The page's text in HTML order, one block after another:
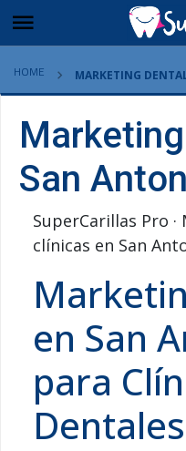
HOME MARKETING
San
SuperCarillas Pro
clínicas en San
en San
para